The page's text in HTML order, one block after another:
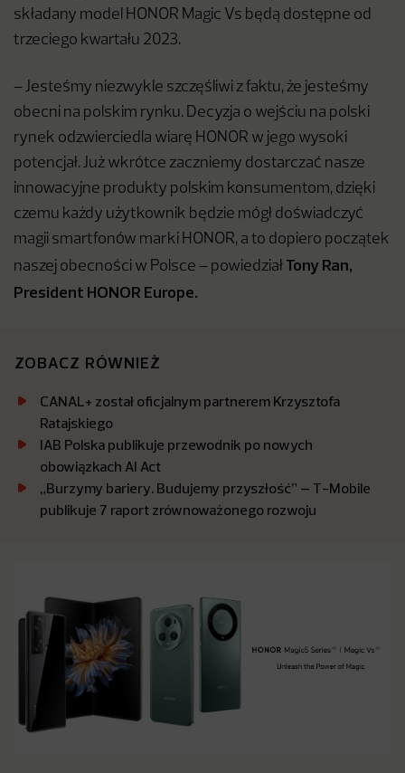
składany model HONOR Magic Vs będą dostępne od
trzeciego kwartału 2023.
– Jesteśmy niezwykle szczęśliwi z faktu, że jesteśmy
obecni na polskim rynku. Decyzja o wejściu na polski
rynek odzwierciedla wiarę HONOR w jego wysoki
potencjał. Już wkrótce zaczniemy dostarczać nasze
innowacyjne produkty polskim konsumentom, dzięki
czemu każdy użytkownik będzie mógł doświadczyć
magii smartfonów marki HONOR, a to dopiero początek
naszej obecności w Polsce – powiedział Tony Ran,
President HONOR Europe.
ZOBACZ RÓWNIEŻ
CANAL+ został oficjalnym partnerem Krzysztofa
Ratajskiego
IAB Polska publikuje przewodnik po nowych
obowiązkach AI Act
„Burzymy bariery. Budujemy przyszłość” – T-Mobile
publikuje 7 raport zrównoważonego rozwoju